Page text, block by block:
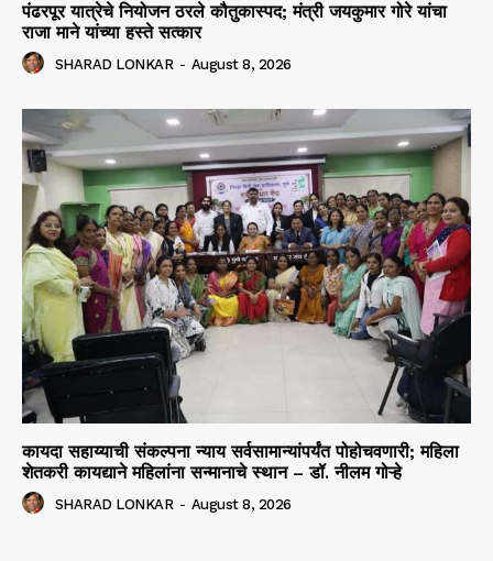
पंढरपूर यात्रेचे नियोजन ठरले कौतुकास्पद; मंत्री जयकुमार गोरे यांचा
राजा माने यांच्या हस्ते सत्कार
SHARAD LONKAR - August 8, 2026
कायदा सहाय्याची संकल्पना न्याय सर्वसामान्यांपर्यंत पोहोचवणारी; महिला
शेतकरी कायद्याने महिलांना सन्मानाचे स्थान – डॉ. नीलम गोऱ्हे
SHARAD LONKAR - August 8, 2026